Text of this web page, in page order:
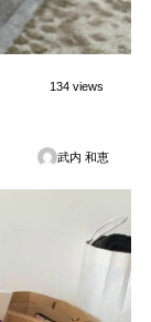
134 views
武内 和恵